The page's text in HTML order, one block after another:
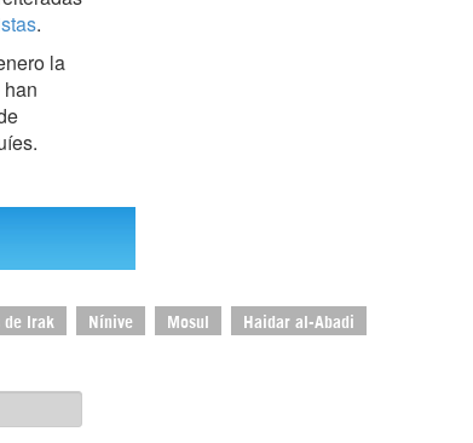
.
la
de Irak Nínive Mosul Haidar al-Abadi